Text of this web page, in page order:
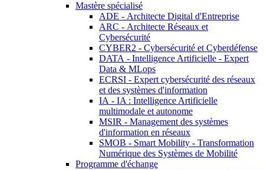
Mastère spécialisé
ADE - Architecte Digital d'Entreprise
ARC - Architecte Réseaux et
Cybersécurité
CYBER2 - Cybersécurité et Cyberdéfense
DATA - Intelligence Artificielle - Expert
Data & MLops
ECRSI - Expert cybersécurité des réseaux
et des systèmes d'information
IA - IA : Intelligence Artificielle
multimodale et autonome
MSIR - Management des systèmes
d'information en réseaux
SMOB - Smart Mobility - Transformation
Numérique des Systèmes de Mobilité
Programme d'échange